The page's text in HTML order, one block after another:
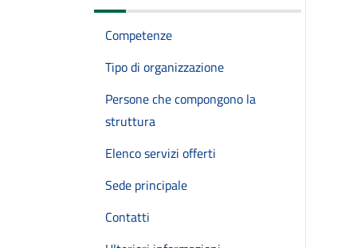
Competenze
Tipo di organizzazione
Persone che compongono la
struttura
Elenco servizi offerti
Sede principale
Contatti